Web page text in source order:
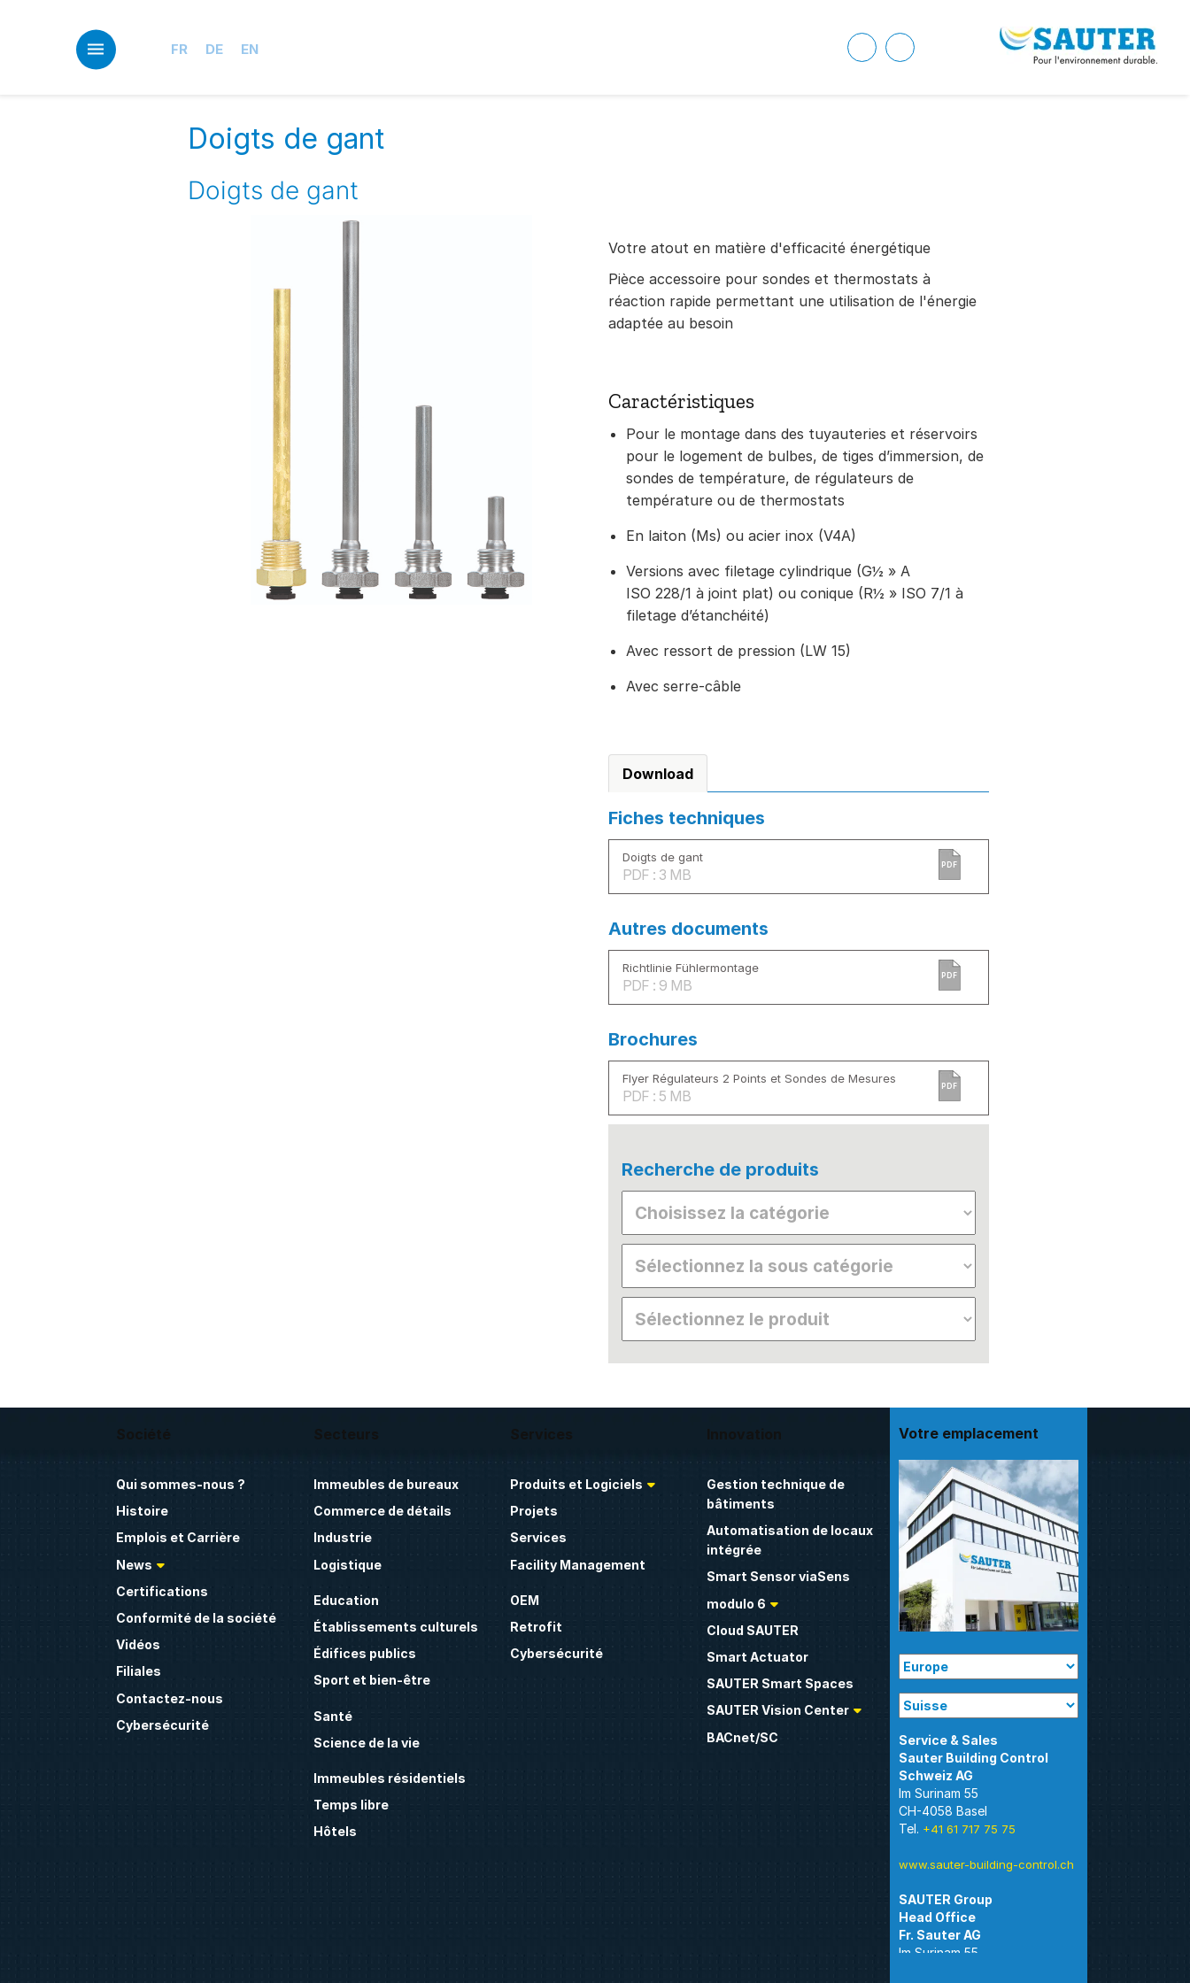
FR DE EN
Doigts de gant
Doigts de gant
Votre atout en matière d'efficacité énergétique
Pièce accessoire pour sondes et thermostats à
réaction rapide permettant une utilisation de l'énergie
adaptée au besoin
Caractéristiques
Pour le montage dans des tuyauteries et réservoirs
pour le logement de bulbes, de tiges d’immersion, de
sondes de température, de régulateurs de
température ou de thermostats
En laiton (Ms) ou acier inox (V4A)
Versions avec filetage cylindrique (G½ » A
ISO 228/1 à joint plat) ou conique (R½ » ISO 7/1 à
filetage d’étanchéité)
Avec ressort de pression (LW 15)
Avec serre-câble
Download
Fiches techniques
Doigts de gant
PDF : 3 MB
PDF
Autres documents
Richtlinie Fühlermontage
PDF : 9 MB
PDF
Brochures
Flyer Régulateurs 2 Points et Sondes de Mesures
PDF : 5 MB
PDF
Recherche de produits
Société
Qui sommes-nous ?
Histoire
Emplois et Carrière
News
Certifications
Conformité de la société
Vidéos
Filiales
Contactez-nous
Cybersécurité
Secteurs
Immeubles de bureaux
Commerce de détails
Industrie
Logistique
Education
Établissements culturels
Édifices publics
Sport et bien-être
Santé
Science de la vie
Immeubles résidentiels
Temps libre
Hôtels
Services
Produits et Logiciels
Projets
Services
Facility Management
OEM
Retrofit
Cybersécurité
Innovation
Gestion technique de
bâtiments
Automatisation de locaux
intégrée
Smart Sensor viaSens
modulo 6
Cloud SAUTER
Smart Actuator
SAUTER Smart Spaces
SAUTER Vision Center
BACnet/SC
Votre emplacement
Sauter Building Control
Im Surinam 55
CH-4058 Basel
Tel. +41 61 717 75 75
www.sauter-building-control.ch
SAUTER Group
Im Surinam 55